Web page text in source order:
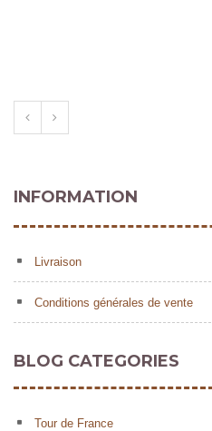
INFORMATION
Livraison
Conditions générales de vente
BLOG CATEGORIES
Tour de France